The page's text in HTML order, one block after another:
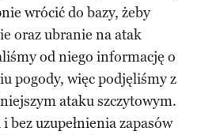
wrócić do bazy, żeby
oraz ubranie na atak
od niego informację o
pogody, więc podjęliśmy z
ataku szczytowym.
bez uzupełnienia zapasów